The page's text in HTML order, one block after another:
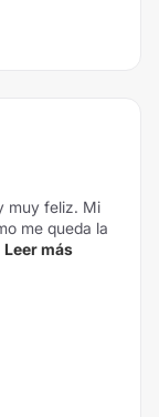
muy feliz. Mi
me queda la
Leer más